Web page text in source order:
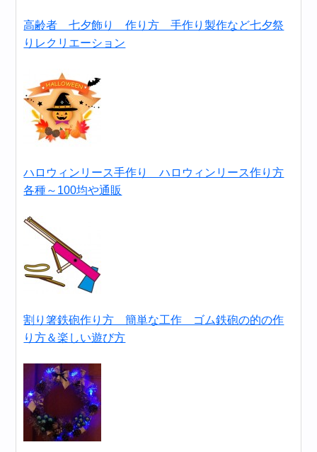
高齢者 七夕飾り 作り方 手作り製作など七夕祭
りレクリエーション
ハロウィンリース手作り ハロウィンリース作り方
各種～100均や通販
割り箸鉄砲作り方 簡単な工作 ゴム鉄砲の的の作
り方＆楽しい遊び方